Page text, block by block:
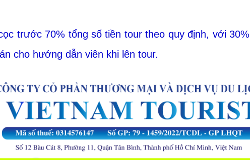
trước 70% tổng số tiền tour theo quy định, với 30%
cho hướng dẫn viên khi lên tour.